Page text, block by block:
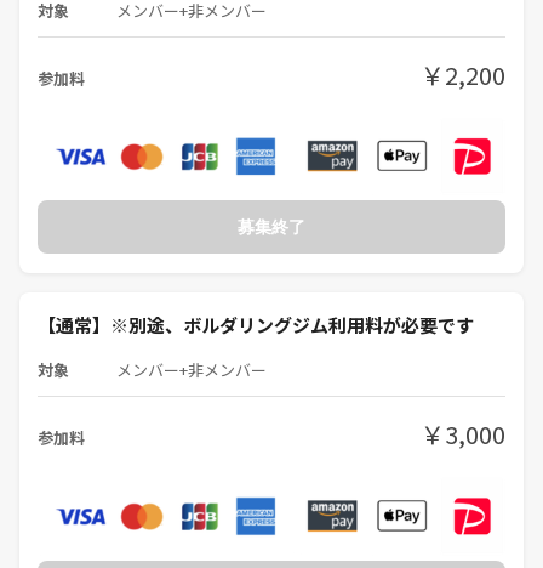
対象 メンバー+非メンバー
参加料 ￥2,200
募集終了
【通常】※別途、ボルダリングジム利用料が必要です
対象 メンバー+非メンバー
参加料 ￥3,000